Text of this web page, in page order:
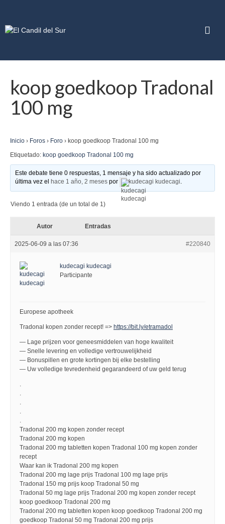
koop goedkoop Tradonal
100 mg
Inicio › Foros › Foro › koop goedkoop Tradonal 100 mg
Etiquetado: koop goedkoop Tradonal 100 mg
Este debate tiene 0 respuestas, 1 mensaje y ha sido actualizado por
última vez el
hace 1 año, 2 meses por kudecagi kudecagi.
Viendo 1 entrada (de un total de 1)
Autor Entradas
2025-06-09 a las 07:36 #220840
kudecagi kudecagi
Participante
Europese apotheek
Tradonal kopen zonder recept! => https://bit.ly/etramadol
— Lage prijzen voor geneesmiddelen van hoge kwaliteit
— Snelle levering en volledige vertrouwelijkheid
— Bonuspillen en grote kortingen bij elke bestelling
— Uw volledige tevredenheid gegarandeerd of uw geld terug
.
.
.
.
.
Tradonal 200 mg kopen zonder recept
Tradonal 200 mg kopen
Tradonal 200 mg tabletten kopen Tradonal 100 mg kopen zonder
recept
Waar kan ik Tradonal 200 mg kopen
Tradonal 200 mg lage prijs Tradonal 100 mg lage prijs
Tradonal 150 mg prijs koop Tradonal 50 mg
Tradonal 50 mg lage prijs Tradonal 200 mg kopen zonder recept
koop goedkoop Tradonal 200 mg
Tradonal 200 mg tabletten kopen koop goedkoop Tradonal 200 mg
goedkoop Tradonal 50 mg Tradonal 200 mg prijs